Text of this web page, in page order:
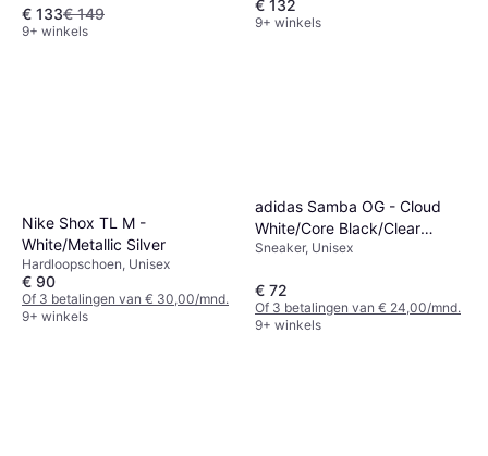
€ 133€ 149
9+ winkels
€ 132
9+ winkels
Nike Shox TL M -
White/Metallic Silver
Hardloopschoen, Unisex
€ 90
Of 3 betalingen van € 30,00/mnd.
9+ winkels
adidas Samba OG - Cloud
White/Core Black/Clear
Granite
Sneaker, Unisex
€ 72
Of 3 betalingen van € 24,00/mnd.
9+ winkels